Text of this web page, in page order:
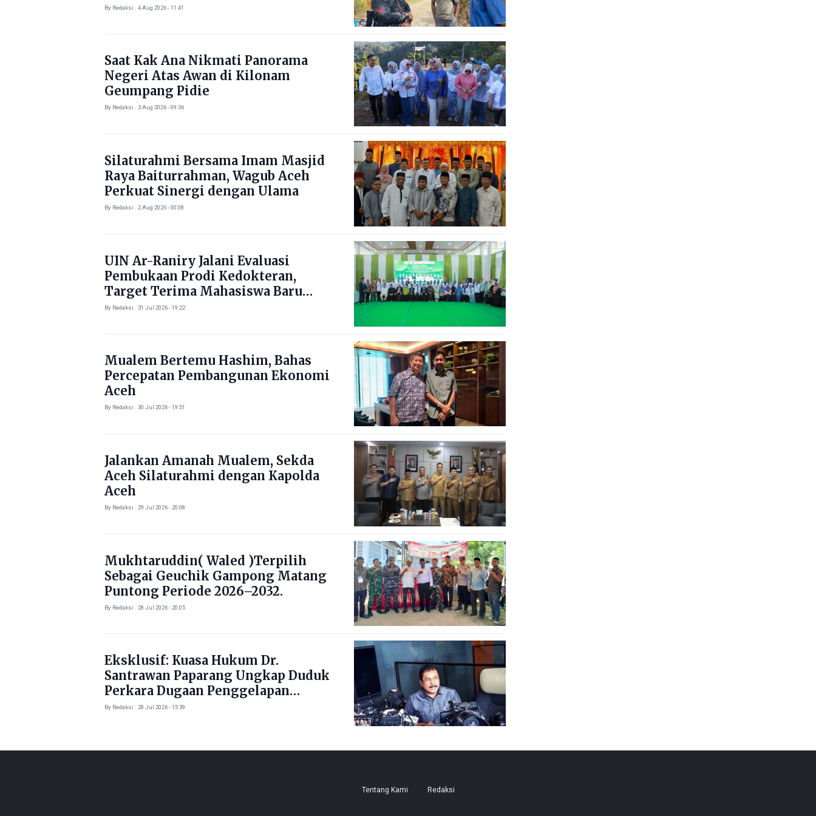
Kebutuhan Pokok
By Redaksi . 4 Aug 2026 - 11:41
Saat Kak Ana Nikmati Panorama
Negeri Atas Awan di Kilonam
Geumpang Pidie
By Redaksi . 3 Aug 2026 - 09:36
Silaturahmi Bersama Imam Masjid
Raya Baiturrahman, Wagub Aceh
Perkuat Sinergi dengan Ulama
By Redaksi . 2 Aug 2026 - 00:08
UIN Ar-Raniry Jalani Evaluasi
Pembukaan Prodi Kedokteran,
Target Terima Mahasiswa Baru
Tahun Ini
By Redaksi . 31 Jul 2026 - 19:22
Mualem Bertemu Hashim, Bahas
Percepatan Pembangunan Ekonomi
Aceh
By Redaksi . 30 Jul 2026 - 19:51
Jalankan Amanah Mualem, Sekda
Aceh Silaturahmi dengan Kapolda
Aceh
By Redaksi . 29 Jul 2026 - 20:08
Mukhtaruddin( Waled )Terpilih
Sebagai Geuchik Gampong Matang
Puntong Periode 2026–2032.
By Redaksi . 28 Jul 2026 - 20:05
Eksklusif: Kuasa Hukum Dr.
Santrawan Paparang Ungkap Duduk
Perkara Dugaan Penggelapan
Kendaraan Rp1,5 Miliar
By Redaksi . 28 Jul 2026 - 15:39
Tentang Kami Redaksi